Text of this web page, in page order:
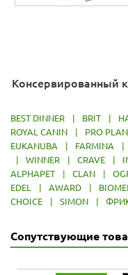
Консервированный
BEST DINNER | BRIT |
ROYAL CANIN
| PRO
EUKANUBA
| FARMINA |
|
WINNER | CRAVE |
ALPHAPET
| CLAN |
EDEL
| AWARD |
CHOICE
| SIMON |
Сопутствующие